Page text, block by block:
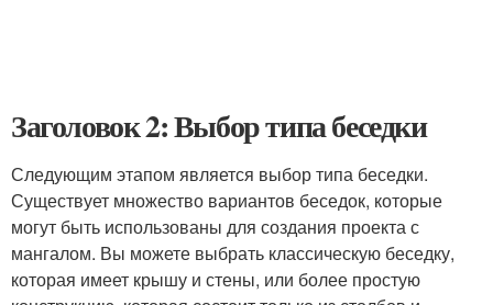
Заголовок 2: Выбор типа беседки
Следующим этапом является выбор типа беседки.
Существует множество вариантов беседок, которые
могут быть использованы для создания проекта с
мангалом. Вы можете выбрать классическую беседку,
которая имеет крышу и стены, или более простую